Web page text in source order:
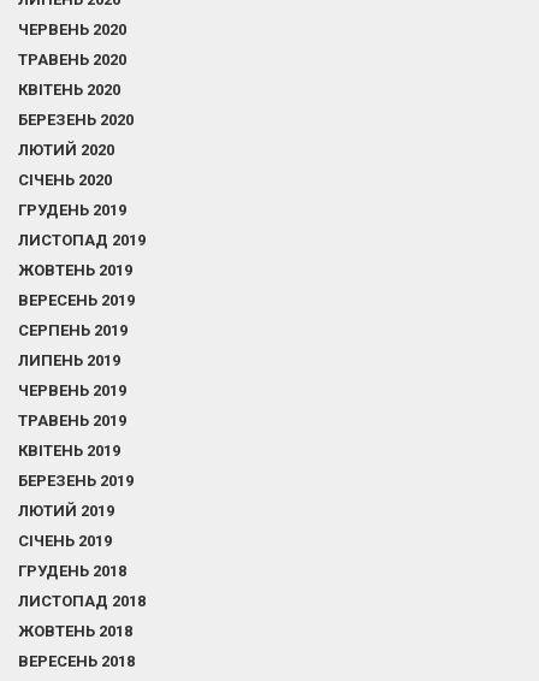
ЧЕРВЕНЬ 2020
ТРАВЕНЬ 2020
КВІТЕНЬ 2020
БЕРЕЗЕНЬ 2020
ЛЮТИЙ 2020
СІЧЕНЬ 2020
ГРУДЕНЬ 2019
ЛИСТОПАД 2019
ЖОВТЕНЬ 2019
ВЕРЕСЕНЬ 2019
СЕРПЕНЬ 2019
ЛИПЕНЬ 2019
ЧЕРВЕНЬ 2019
ТРАВЕНЬ 2019
КВІТЕНЬ 2019
БЕРЕЗЕНЬ 2019
ЛЮТИЙ 2019
СІЧЕНЬ 2019
ГРУДЕНЬ 2018
ЛИСТОПАД 2018
ЖОВТЕНЬ 2018
ВЕРЕСЕНЬ 2018